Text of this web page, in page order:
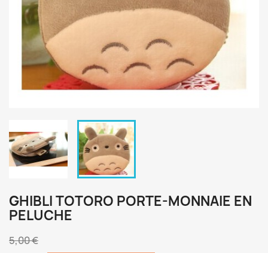
GHIBLI TOTORO PORTE-MONNAIE EN
PELUCHE
5,00 €